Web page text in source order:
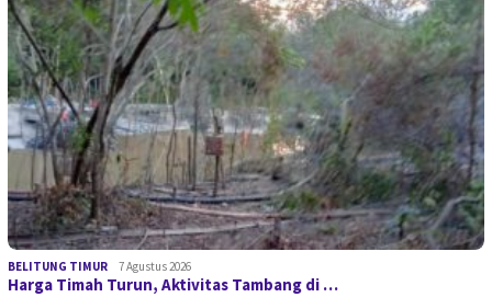
BELITUNG TIMUR 7 Agustus 2026
Harga Timah Turun, Aktivitas Tambang di …